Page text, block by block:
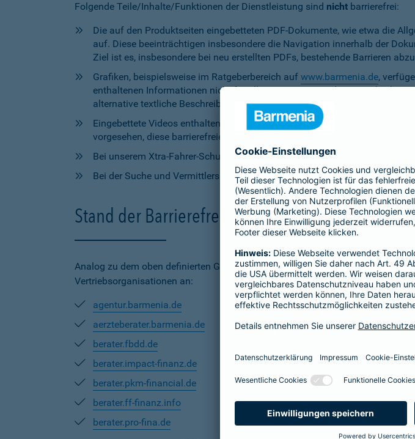
Folgende Teile/Inhalte/Funktionen der Dienstleistung sind nicht barrierefrei:
Die auf den Produktseiten eingebetteten PDF-Dokumente, wie etwa die
auf. Diese beeinträchtigen insbesondere die Navigation innerhalb der
Ziel ist es, insbesondere bei neu erstellten PDFs, bestehende Barrieren
Grafiken, beispielsweise im Ratgeberbereich auf www.barmenia.de,
enthaltenen Informationen nicht für alle Nutzerinnen und Nutzer
alternative textliche Beschreibungen zur Verfügung zu stellen.
Eingebettete Videos enthalten aktuell weder Untertitel noch
vorgesehen, diese barrierefreien Elemente bereitzustellen.
Bei unserem Xtra-Fahrer-Schutz kann die Anpassung der zu
Bei der Suche und Vermittlersuche auf barmenia.de ist das
Stand der Barrierefreiheit auf den Vermittler-
Analog zu dem oben definierten Geltungsbereich streben wir die Umsetzung
Vertriebsorganisationen an:
agentur.barmenia.de
aerzteberater.barmenia.de
berater.fbdd.de
berater.impact-finanz.de
berater.pkm-financial.de
berater.ff-finanz.info
berater.pro-fina.de